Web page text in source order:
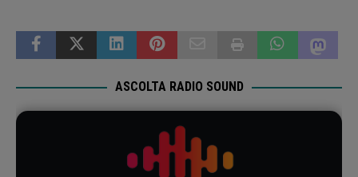
ASCOLTA RADIO SOUND